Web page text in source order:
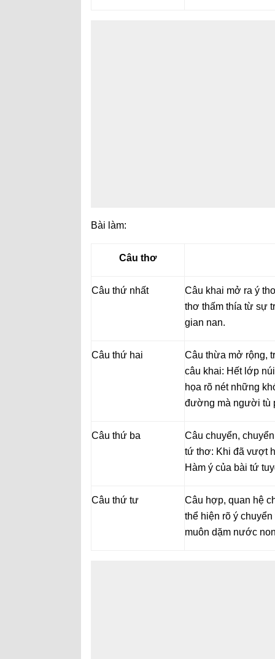
Bài làm:
Câu thơ
Câu thứ nhất Câu khai mở ra ý
thơ thấm thía từ sự
gian nan.
Câu thứ hai
Câu thừa mở rộng,
câu khai: Hết lớp
họa rõ nét những
đường mà người tù
Câu thứ ba
Câu chuyển,
tứ thơ: Khi đã vượt
Hàm ý của bài tứ
Câu thứ tư Câu hợp, quan hệ
thể hiện rõ ý
muôn dặm nước